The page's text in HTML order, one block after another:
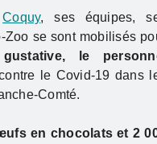
Coquy, ses équipes,
se sont mobilisés
le
le Covid-19 dans
Comté.
en chocolats et 2